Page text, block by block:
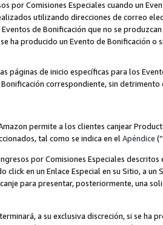
por Comisiones Especiales cuando un
utilizando direcciones de correo
de Bonificación que no se
ha producido un Evento de Bonificación
páginas de inicio específicas para los
correspondiente, sin
permite a los clientes canjear
tal como se indica en el Apéndice
por Comisiones Especiales
click en un Enlace Especial en su Sitio, a
para presentar, posteriormente, una
a su exclusiva discreción, si se